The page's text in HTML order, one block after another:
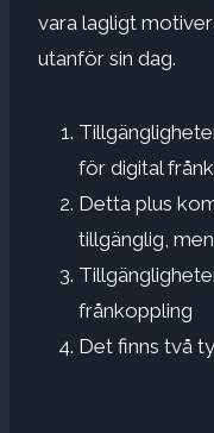
vara lagligt
utanför sin dag.
för digital
Detta plus
tillgänglig,
frånkoppling
Det finns två